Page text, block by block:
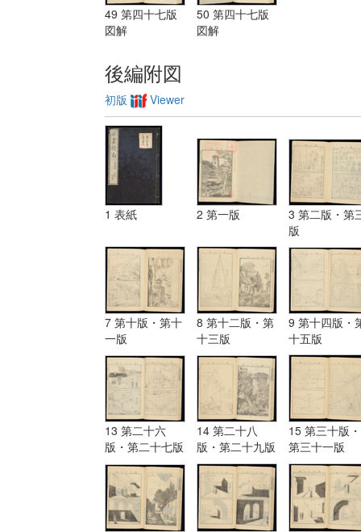
49 第四十七版
図解
50 第四十七版
図解
後編附図
初版 Viewer
1 表紙 2 第一版
3 第二版・第
版
7 第十版・第十
一版
8 第十二版・第
十三版
9 第十四版・
十五版
13 第二十六
版・第二十七版
14 第二十八
版・第二十九版
15 第三十版・
第三十一版